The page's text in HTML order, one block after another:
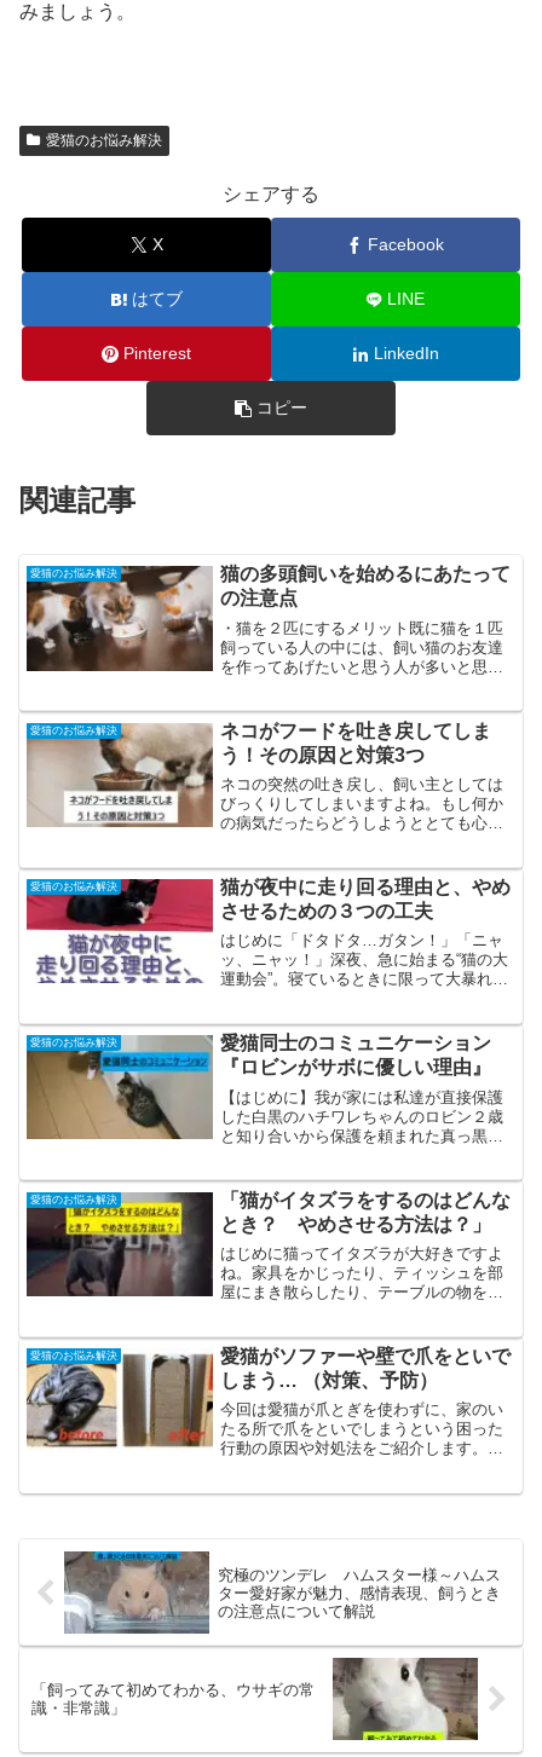
みましょう。
愛猫のお悩み解決
シェアする
X Facebook
はてブ LINE
Pinterest LinkedIn
コピー
関連記事
愛猫のお悩み解決
猫の多頭飼いを始めるにあたって
の注意点
・猫を２匹にするメリット既に猫を１匹
飼っている人の中には、飼い猫のお友達
を作ってあげたいと思う人が多いと思い
れれば室内飼いのストレスや運動不足が
解消にもなります。また、...
愛猫のお悩み解決
ネコがフードを吐き戻してしま
う！その原因と対策3つ
ネコの突然の吐き戻し、飼い主としては
びっくりしてしまいますよね。もし何か
の病気だったらどうしようととても心配
吐き戻しの原因と対策を3つご紹介しま
す。おすすめキャットフー...
愛猫のお悩み解決
猫が夜中に走り回る理由と、やめ
させるための３つの工夫
はじめに「ドタドタ…ガタン！」「ニャ
ッ、ニャッ！」深夜、急に始まる“猫の大
運動会”。寝ているときに限って大暴れさ
って自然な行動。ただし、生活リズムに
影響が出てしまうの...
愛猫のお悩み解決
愛猫同士のコミュニケーション
『ロビンがサボに優しい理由』
【はじめに】我が家には私達が直接保護
した白黒のハチワレちゃんのロビン２歳
と知り合いから保護を頼まれた真っ黒君
毎日です。【第一章】『先住猫ロビンの
母性本能？』当時まだ１歳...
愛猫のお悩み解決
「猫がイタズラをするのはどんな
とき？ やめさせる方法は？」
はじめに猫ってイタズラが大好きですよ
ね。家具をかじったり、ティッシュを部
屋にまき散らしたり、テーブルの物を落
う。でも、猫は叱られても不思議そうな
顔をするだけで、また同じ...
愛猫のお悩み解決
愛猫がソファーや壁で爪をといで
しまう… （対策、予防）
今回は愛猫が爪とぎを使わずに、家のい
たる所で爪をといでしまうという困った
行動の原因や対処法をご紹介します。我
究極のツンデレ ハムスター様～ハムス
ター愛好家が魅力、感情表現、飼うとき
の注意点について解説
「飼ってみて初めてわかる、ウサギの常
識・非常識」